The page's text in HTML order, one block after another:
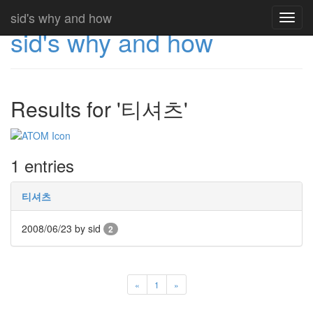
sid's why and how
sid's why and how
Results for '티셔츠'
1 entries
티셔츠
2008/06/23 by sid 2
« 1 »